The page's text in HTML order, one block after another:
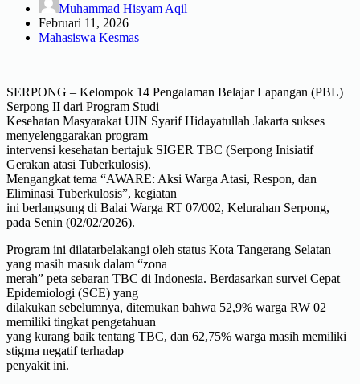
Muhammad Hisyam Aqil
Februari 11, 2026
Mahasiswa Kesmas
SERPONG – Kelompok 14 Pengalaman Belajar Lapangan (PBL)
Serpong II dari Program Studi
Kesehatan Masyarakat UIN Syarif Hidayatullah Jakarta sukses
menyelenggarakan program
intervensi kesehatan bertajuk SIGER TBC (Serpong Inisiatif
Gerakan atasi Tuberkulosis).
Mengangkat tema “AWARE: Aksi Warga Atasi, Respon, dan
Eliminasi Tuberkulosis”, kegiatan
ini berlangsung di Balai Warga RT 07/002, Kelurahan Serpong,
pada Senin (02/02/2026).
Program ini dilatarbelakangi oleh status Kota Tangerang Selatan
yang masih masuk dalam “zona
merah” peta sebaran TBC di Indonesia. Berdasarkan survei Cepat
Epidemiologi (SCE) yang
dilakukan sebelumnya, ditemukan bahwa 52,9% warga RW 02
memiliki tingkat pengetahuan
yang kurang baik tentang TBC, dan 62,75% warga masih memiliki
stigma negatif terhadap
penyakit ini.